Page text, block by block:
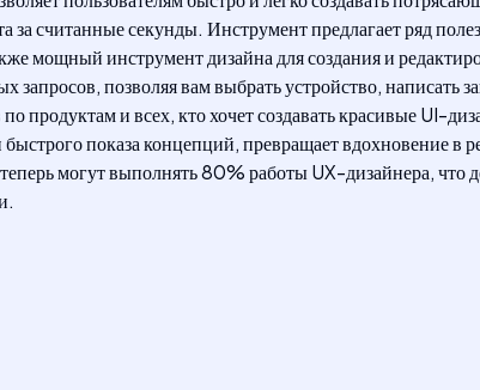
за считанные секунды. Инструмент предлагает ряд
мощный инструмент дизайна для создания и
позволяя вам выбрать устройство, написать
и всех, кто хочет создавать красивые UI-
показа концепций, превращает вдохновение в
могут выполнять 80% работы UX-дизайнера, что